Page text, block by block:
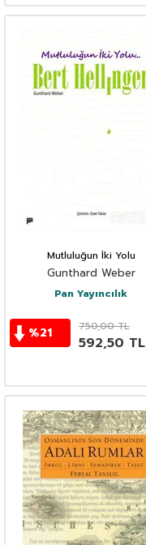
Mutluluğun İki Yolu
Gunthard Weber
Pan Yayıncılık
%21 750,00TL
592,50 TL